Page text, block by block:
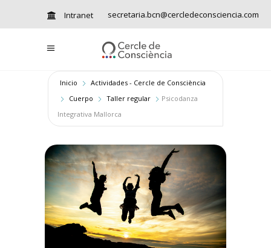
Intranet secretaria.bcn@cercledeconsciencia.com
Inicio
Actividades - Cercle de Consciència
Cuerpo
Taller regular
Psicodanza
Integrativa Mallorca